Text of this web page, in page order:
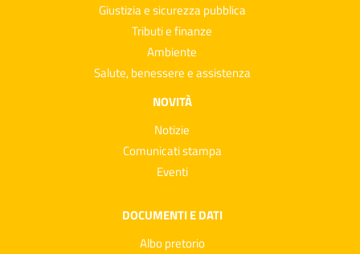
Giustizia e sicurezza pubblica
Tributi e finanze
Ambiente
Salute, benessere e assistenza
NOVITÀ
Notizie
Comunicati stampa
Eventi
DOCUMENTI E DATI
Albo pretorio